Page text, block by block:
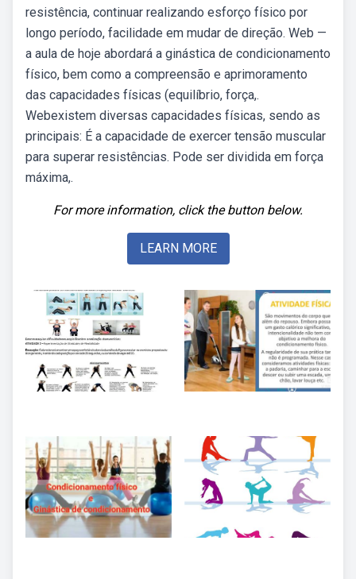
resistência, continuar realizando esforço físico por
longo período, facilidade em mudar de direção. Web —
a aula de hoje abordará a ginástica de condicionamento
físico, bem como a compreensão e aprimoramento
das capacidades físicas (equilíbrio, força,.
Webexistem diversas capacidades físicas, sendo as
principais: É a capacidade de exercer tensão muscular
para superar resistências. Pode ser dividida em força
máxima,.
For more information, click the button below.
LEARN MORE